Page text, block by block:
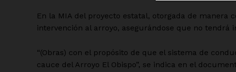
SUSCRÍBETE
En la MIA del proyecto estatal, otorgada de manera
intervención al arroyo, asegurándose que no tendrá
“(Obras) con el propósito de que el sistema de
cauce del Arroyo El Obispo”, se indica en el